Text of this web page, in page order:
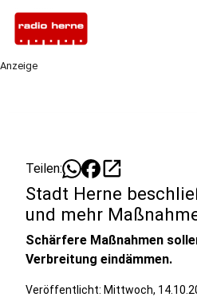
Anzeige
Teilen: open_in_new
Stadt Herne
und mehr
Schärfere Maßnahmen
Verbreitung eindämmen.
Veröffentlicht: Mittwoch,